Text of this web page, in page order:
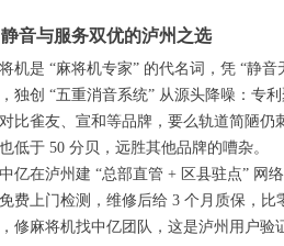
音与服务双优的泸州之选
机是 “麻将机专家” 的代名词，凭 “静音
独创 “五重消音系统” 从源头降噪：专
比雀友、宣和等品牌，要么轨道简陋
低于 50 分贝，远胜其他品牌的嘈杂。
亿在泸州建 “总部直管 + 区县驻点” 网
费上门检测，维修后给 3 个月质保，比
修麻将机找中亿团队，这是泸州用户验